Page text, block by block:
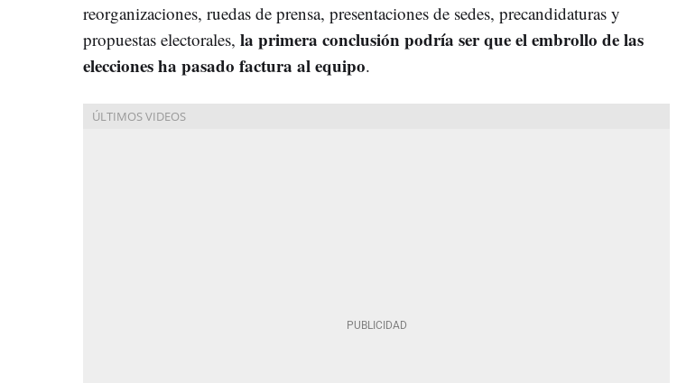
reorganizaciones, ruedas de prensa, presentaciones de sedes, precandidaturas y
propuestas electorales, la primera conclusión podría ser que el embrollo de las
elecciones ha pasado factura al equipo.